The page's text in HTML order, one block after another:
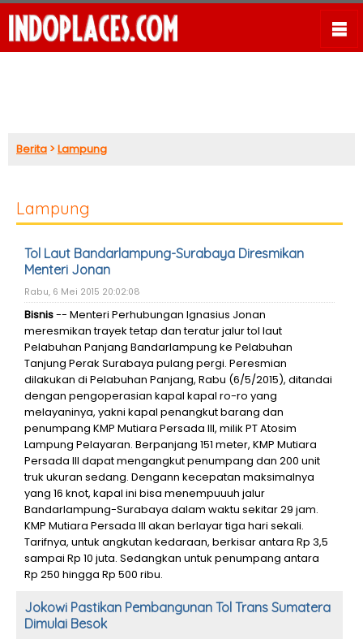
Berita >Lampung
Lampung
Tol Laut Bandarlampung-Surabaya Diresmikan
Menteri Jonan
Rabu, 6 Mei 2015 20:02:08
Bisnis-- Menteri Perhubungan Ignasius Jonan
meresmikan trayek tetap dan teratur jalur tol laut
Pelabuhan Panjang Bandarlampung ke Pelabuhan
Tanjung Perak Surabaya pulang pergi. Peresmian
dilakukan di Pelabuhan Panjang, Rabu (6/5/2015), ditandai
dengan pengoperasian kapal kapal ro-ro yang
melayaninya, yakni kapal penangkut barang dan
penumpang KMP Mutiara Persada III, milik PT Atosim
Lampung Pelayaran. Berpanjang 151 meter, KMP Mutiara
Persada III dapat mengangkut penumpang dan 200 unit
truk ukuran sedang. Dengann kecepatan maksimalnya
yang 16 knot, kapal ini bisa menempuuuh jalur
Bandarlampung-Surabaya dalam waktu sekitar 29 jam.
KMP Mutiara Persada III akan berlayar tiga hari sekali.
Tarifnya, untuk angkutan kedaraan, berkisar antara Rp 3,5
sampai Rp 10 juta. Sedangkan untuk penumpang antara
Rp 250 hingga Rp 500 ribu.
Jokowi Pastikan Pembangunan Tol Trans Sumatera
Dimulai Besok